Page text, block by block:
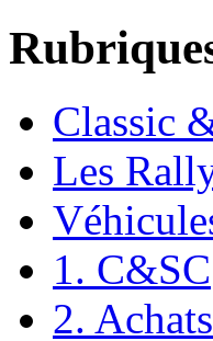
Classic
Les
1. C&SC
2.